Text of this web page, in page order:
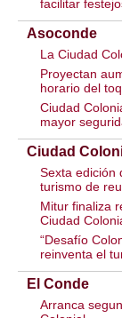
facilitar
Asoconde
La Ciudad
Proyectan
horario del
Ciudad
mayor
Ciudad
Sexta edición
turismo de
Mitur finaliza
Ciudad
“Desafío
reinventa el
El Conde
Arranca